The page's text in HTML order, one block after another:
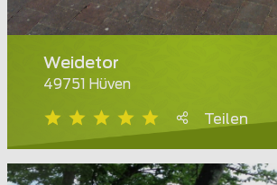
Weidetor
49751 Hüven
Teilen